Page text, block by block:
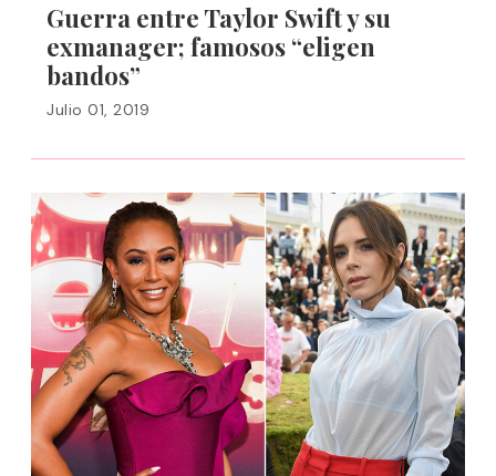
Guerra entre Taylor Swift y su
exmanager; famosos “eligen
bandos”
Julio 01, 2019